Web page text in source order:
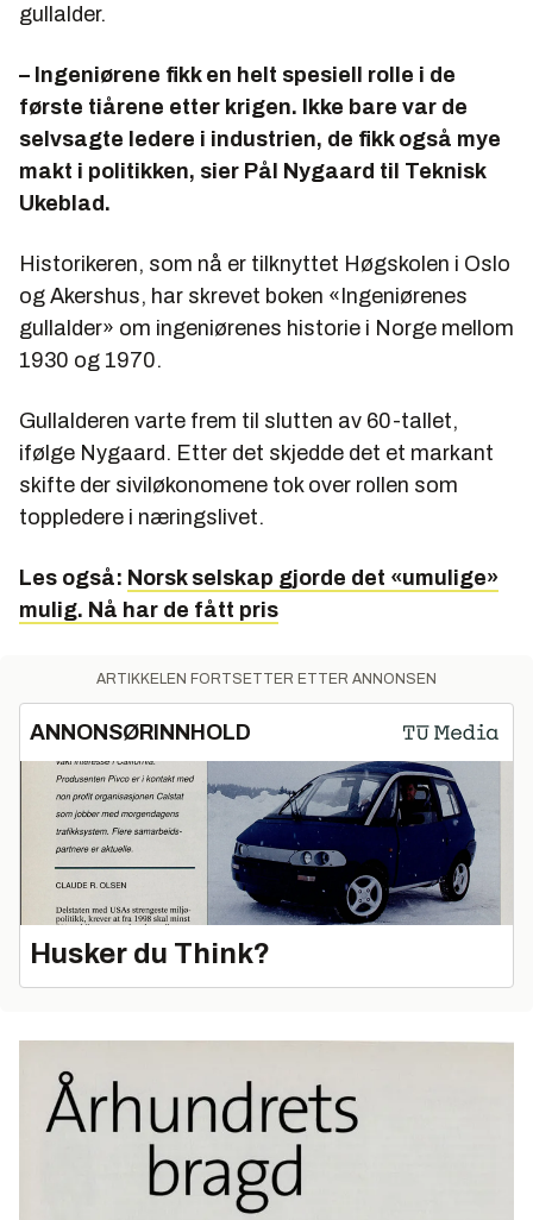
gullalder.
– Ingeniørene fikk en helt spesiell rolle i de
første tiårene etter krigen. Ikke bare var de
selvsagte ledere i industrien, de fikk også mye
makt i politikken, sier Pål Nygaard til Teknisk
Ukeblad.
Historikeren, som nå er tilknyttet Høgskolen i Oslo
og Akershus, har skrevet boken «Ingeniørenes
gullalder» om ingeniørenes historie i Norge mellom
1930 og 1970.
Gullalderen varte frem til slutten av 60-tallet,
ifølge Nygaard. Etter det skjedde det et markant
skifte der siviløkonomene tok over rollen som
toppledere i næringslivet.
Les også: Norsk selskap gjorde det «umulige»
mulig. Nå har de fått pris
ARTIKKELEN FORTSETTER ETTER ANNONSEN
ANNONSØRINNHOLD
Husker du Think?